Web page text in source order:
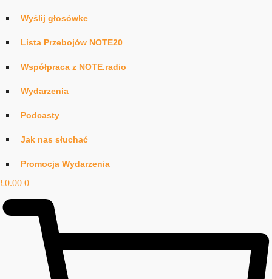
Wyślij głosówke
Lista Przebojów NOTE20
Współpraca z NOTE.radio
Wydarzenia
Podcasty
Jak nas słuchać
Promocja Wydarzenia
£0.00 0